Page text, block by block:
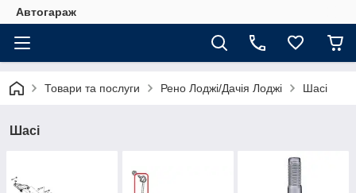
Автогараж
Товари та послуги Рено Лоджі/Дачія Лоджі Шасі
Шасі